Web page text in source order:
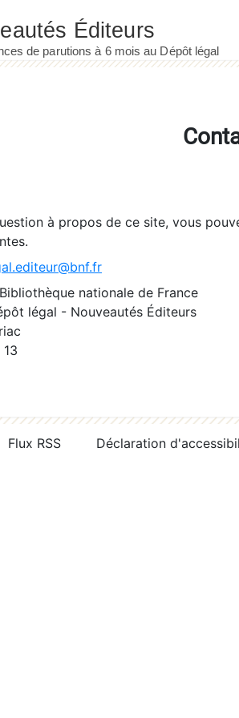
à propos de ce site, vous
Bibliothèque nationale de France
légal - Nouveautés Éditeurs
Flux RSS Déclaration